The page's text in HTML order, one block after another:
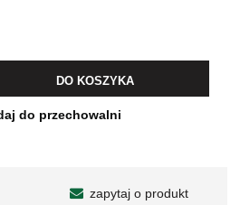
DO KOSZYKA
do przechowalni
zapytaj o produkt